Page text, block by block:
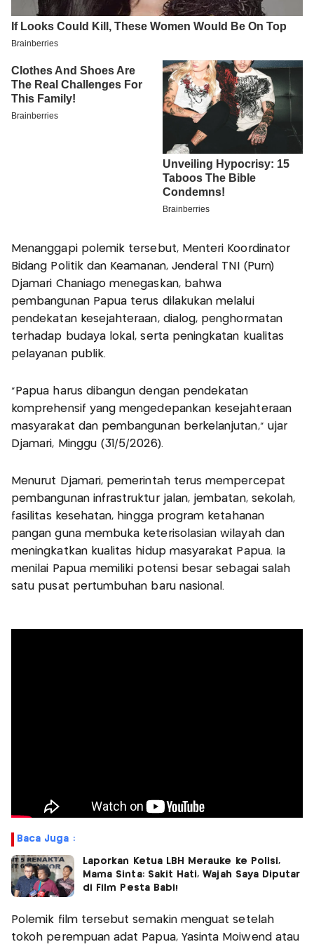
Menanggapi polemik tersebut, Menteri Koordinator
Bidang Politik dan Keamanan, Jenderal TNI (Purn)
Djamari Chaniago menegaskan, bahwa
pembangunan Papua terus dilakukan melalui
pendekatan kesejahteraan, dialog, penghormatan
terhadap budaya lokal, serta peningkatan kualitas
pelayanan publik.
"Papua harus dibangun dengan pendekatan
komprehensif yang mengedepankan kesejahteraan
masyarakat dan pembangunan berkelanjutan," ujar
Djamari, Minggu (31/5/2026).
Menurut Djamari, pemerintah terus mempercepat
pembangunan infrastruktur jalan, jembatan, sekolah,
fasilitas kesehatan, hingga program ketahanan
pangan guna membuka keterisolasian wilayah dan
meningkatkan kualitas hidup masyarakat Papua. Ia
menilai Papua memiliki potensi besar sebagai salah
satu pusat pertumbuhan baru nasional.
Baca Juga :
Laporkan Ketua LBH Merauke ke Polisi,
Mama Sinta: Sakit Hati, Wajah Saya Diputar
di Film Pesta Babi!
Polemik film tersebut semakin menguat setelah
tokoh perempuan adat Papua, Yasinta Moiwend atau